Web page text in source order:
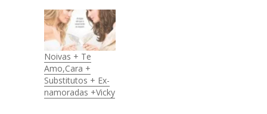
com seus 20 e
poucos anos, eu
resolvi dar uma
chance e assistir,
afinal, são 10
episódios rápidos
de trinta minutos,
o que custaria,
Noivas + Te
Amo,Cara +
Substitutos + Ex-
namoradas +Vicky